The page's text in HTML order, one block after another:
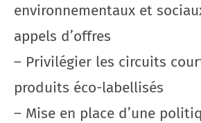
environnementaux et
appels d’offres
– Privilégier les circuits
produits éco-labellisés
– Mise en place d’une